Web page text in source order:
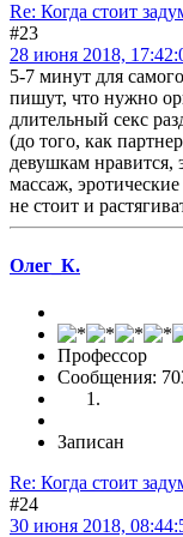
Re: Когда стоит
#23
28 июня 2018,
5-7 минут для
пишут, что нужно
длительный секс
(до того, как
девушкам нравится,
массаж,
не стоит и
Олег_К.
Профессор
Сообщения:
Записан
Re: Когда стоит
#24
30 июня 2018,